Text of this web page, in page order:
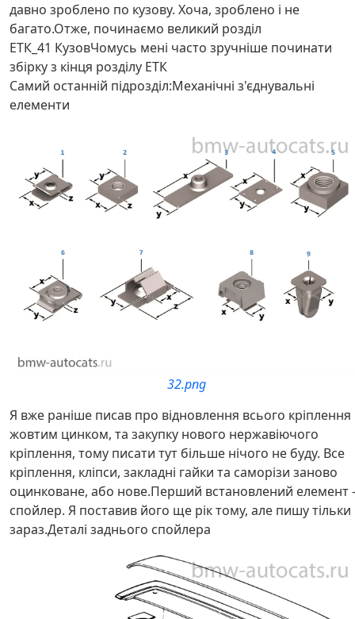
давно зроблено по кузову. Хоча, зроблено і не
багато.Отже, починаємо великий розділ
ЕТК_41 КузовЧомусь мені часто зручніше починати
збірку з кінця розділу ЕТК
Самий останній підрозділ:Механічні з'єднувальні
елементи
32.png
Я вже раніше писав про відновлення всього кріплення
жовтим цинком, та закупку нового нержавіючого
кріплення, тому писати тут більше нічого не буду. Все
кріплення, кліпси, закладні гайки та саморізи заново
оцинковане, або нове.Перший встановлений елемент -
спойлер. Я поставив його ще рік тому, але пишу тільки
зараз.Деталі заднього спойлера